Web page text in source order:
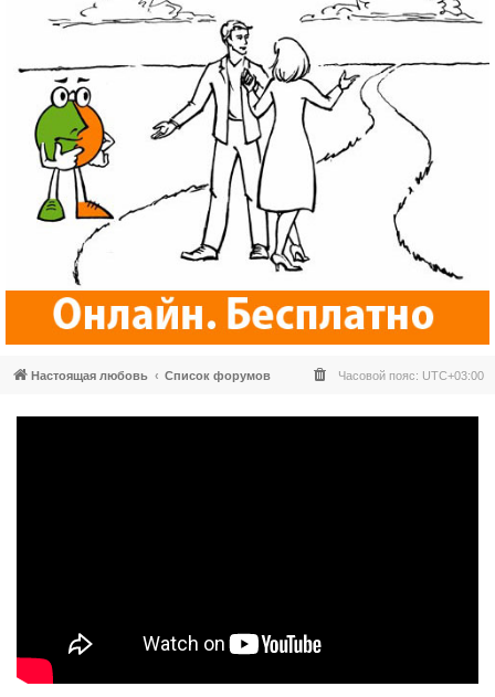
Настоящая любовь Список форумов Часовой пояс: UTC+03:00